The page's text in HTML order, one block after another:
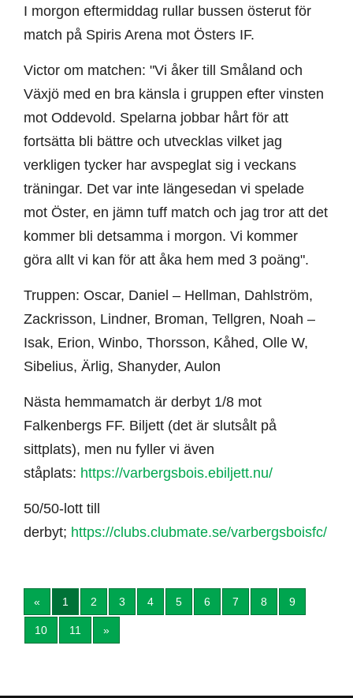
I morgon eftermiddag rullar bussen österut för
match på Spiris Arena mot Östers IF.
Victor om matchen: "Vi åker till Småland och
Växjö med en bra känsla i gruppen efter vinsten
mot Oddevold. Spelarna jobbar hårt för att
fortsätta bli bättre och utvecklas vilket jag
verkligen tycker har avspeglat sig i veckans
träningar. Det var inte längesedan vi spelade
mot Öster, en jämn tuff match och jag tror att det
kommer bli detsamma i morgon. Vi kommer
göra allt vi kan för att åka hem med 3 poäng".
Truppen: Oscar, Daniel – Hellman, Dahlström,
Zackrisson, Lindner, Broman, Tellgren, Noah –
Isak, Erion, Winbo, Thorsson, Kåhed, Olle W,
Sibelius, Ärlig, Shanyder, Aulon
Nästa hemmamatch är derbyt 1/8 mot
Falkenbergs FF. Biljett (det är slutsålt på
sittplats), men nu fyller vi även
ståplats: https://varbergsbois.ebiljett.nu/
50/50-lott till
derbyt; https://clubs.clubmate.se/varbergsboisfc/
« 1 2 3 4 5 6 7 8 9
10 11 »